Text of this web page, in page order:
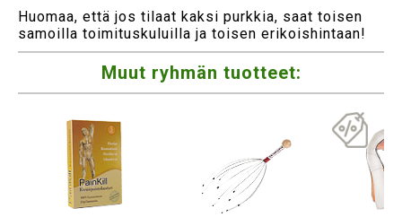
Huomaa, että jos tilaat kaksi purkkia, saat toisen
samoilla toimituskuluilla ja toisen erikoishintaan!
Muut ryhmän tuotteet: